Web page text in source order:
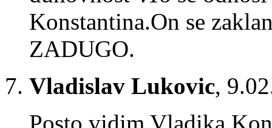
Konstantina.On se
ZADUGO.
Vladislav Lukovic,
Posto vidim Vladika